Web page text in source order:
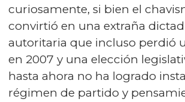
curiosamente, si bien el
convirtió en una extraña
autoritaria que incluso perdió
en 2007 y una elección
hasta ahora no ha logrado
régimen de partido y